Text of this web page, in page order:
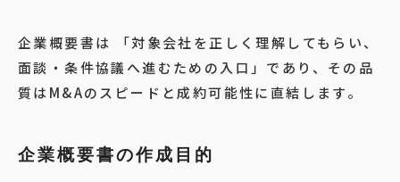
企業概要書は 「対象会社を正しく理解してもらい、
面談・条件協議へ進むための入口」であり、その品
質はM&Aのスピードと成約可能性に直結します。
企業概要書の作成目的